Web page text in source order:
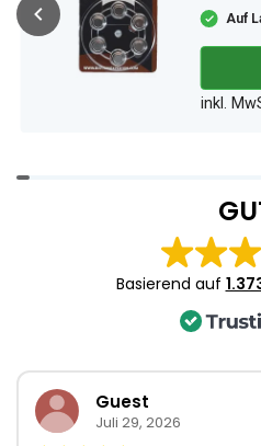
Auf
inkl.
Item
Basierend auf
Guest
Juli 29, 2026